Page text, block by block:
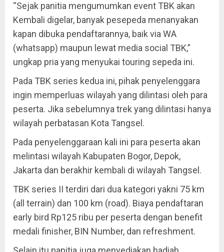
“Sejak panitia mengumumkan event TBK akan
Kembali digelar, banyak pesepeda menanyakan
kapan dibuka pendaftarannya, baik via WA
(whatsapp) maupun lewat media social TBK,”
ungkap pria yang menyukai touring sepeda ini.
Pada TBK series kedua ini, pihak penyelenggara
ingin memperluas wilayah yang dilintasi oleh para
peserta. Jika sebelumnya trek yang dilintasi hanya
wilayah perbatasan Kota Tangsel.
Pada penyelenggaraan kali ini para peserta akan
melintasi wilayah Kabupaten Bogor, Depok,
Jakarta dan berakhir kembali di wilayah Tangsel.
TBK series II terdiri dari dua kategori yakni 75 km
(all terrain) dan 100 km (road). Biaya pendaftaran
early bird Rp125 ribu per peserta dengan benefit
medali finisher, BIN Number, dan refreshment.